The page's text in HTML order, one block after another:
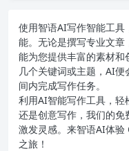
使用智语AI写作智能工具
能。无论是撰写专业文
能为您提供丰富的素材和
几个关键词或主题，AI
间内完成写作任务。
利用AI智能写作工具，轻
还是创意写作，我们的免
激发灵感。来智语AI体验
之旅！